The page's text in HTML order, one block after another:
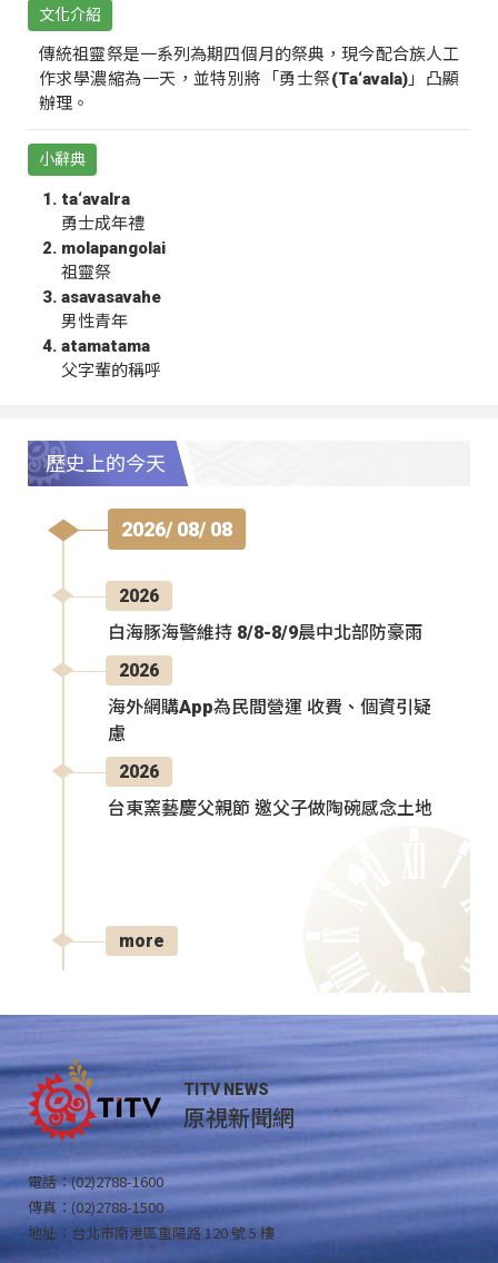
文化介紹
傳統祖靈祭是一系列為期四個月的祭典，現今配合族人工
作求學濃縮為一天，並特別將「勇士祭(Ta‘avala)」凸顯
辦理。
小辭典
ta‘avalra
勇士成年禮
molapangolai
祖靈祭
asavasavahe
男性青年
atamatama
父字輩的稱呼
歷史上的今天
2026/ 08/ 08
2026
白海豚海警維持 8/8-8/9晨中北部防豪雨
2026
海外網購App為民間營運 收費、個資引疑
慮
2026
台東窯藝慶父親節 邀父子做陶碗感念土地
more
TITV NEWS
原視新聞網
電話：(02)2788-1600
傳真：(02)2788-1500
地址：台北市南港區重陽路 120 號 5 樓